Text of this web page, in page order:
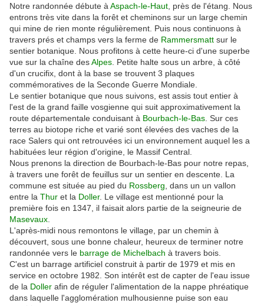
Notre randonnée débute à Aspach-le-Haut , près de l'étang. Nous
entrons très vite dans la forêt et cheminons sur un large chemin
qui mine de rien monte régulièrement. Puis nous continuons à
travers prés et champs vers la ferme de Rammersmatt sur le
sentier botanique. Nous profitons à cette heure-ci d'une superbe
vue sur la chaîne desAlpes . Petite halte sous un arbre, à côté
d'un crucifix, dont à la base se trouvent 3 plaques
commémoratives de la Seconde Guerre Mondiale.
Le sentier botanique que nous suivons, est assis tout entier à
l'est de la grand faille vosgienne qui suit approximativement la
route départementale conduisant à Bourbach-le-Bas . Sur ces
terres au biotope riche et varié sont élevées des vaches de la
race Salers qui ont retrouvées ici un environnement auquel les a
habituées leur région d'origine, le Massif Central.
Nous prenons la direction de Bourbach-le-Bas pour notre repas,
à travers une forêt de feuillus sur un sentier en descente. La
commune est située au pied du Rossberg , dans un un vallon
entre la Thur et la Doller. Le village est mentionné pour la
première fois en 1347, il faisait alors partie de la seigneurie de
Masevaux
L'après-midi nous remontons le village, par un chemin à
découvert, sous une bonne chaleur, heureux de terminer notre
randonnée vers le barrage de Michelbach à travers bois.
C'est un barrage artificiel construit à partir de 1979 et mis en
service en octobre 1982. Son intérêt est de capter de l'eau issue
de la Doller afin de réguler l'alimentation de la nappe phréatique
dans laquelle l'agglomération mulhousienne puise son eau